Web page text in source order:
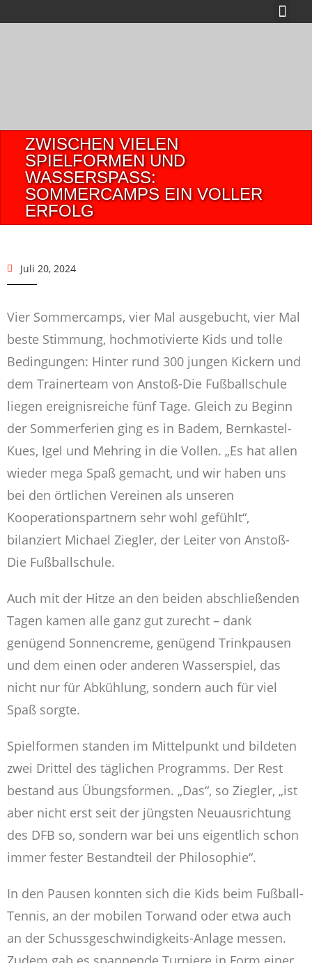
ZWISCHEN VIELEN
SPIELFORMEN UND
WASSERSPASS: S
OMMERCAMPS EIN VOLLER E
RFOLG
Juli 20, 2024
Vier Sommercamps, vier Mal ausgebucht, vier Mal
beste Stimmung, hochmotivierte Kids und tolle
Bedingungen: Hinter rund 300 jungen Kickern und
dem Trainerteam von Anstoß-Die Fußballschule
liegen ereignisreiche fünf Tage. Gleich zu Beginn
der Sommerferien ging es in Badem, Bernkastel-
Kues, Igel und Mehring in die Vollen. „Es hat allen
wieder mega Spaß gemacht, und wir haben uns
bei den örtlichen Vereinen als unseren
Kooperationspartnern sehr wohl gefühlt“,
bilanziert Michael Ziegler, der Leiter von Anstoß-
Die Fußballschule.
Auch mit der Hitze an den beiden abschließenden
Tagen kamen alle ganz gut zurecht – dank
genügend Sonnencreme, genügend Trinkpausen
und dem einen oder anderen Wasserspiel, das
nicht nur für Abkühlung, sondern auch für viel
Spaß sorgte.
Spielformen standen im Mittelpunkt und bildeten
zwei Drittel des täglichen Programms. Der Rest
bestand aus Übungsformen. „Das“, so Ziegler, „ist
aber nicht erst seit der jüngsten Neuausrichtung
des DFB so, sondern war bei uns eigentlich schon
immer fester Bestandteil der Philosophie“.
In den Pausen konnten sich die Kids beim Fußball-
Tennis, an der mobilen Torwand oder etwa auch
an der Schussgeschwindigkeits-Anlage messen.